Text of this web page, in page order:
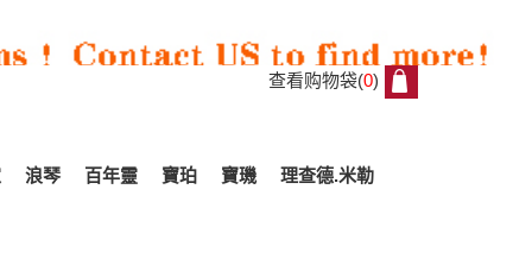
查看购物袋(0)
浪琴 百年靈 寶珀 寶璣 理查德.米勒